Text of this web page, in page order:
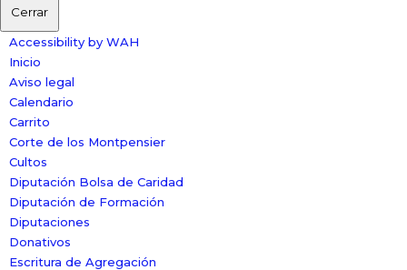
Cerrar
Accessibility by WAH
Inicio
Aviso legal
Calendario
Carrito
Corte de los Montpensier
Cultos
Diputación Bolsa de Caridad
Diputación de Formación
Diputaciones
Donativos
Escritura de Agregación